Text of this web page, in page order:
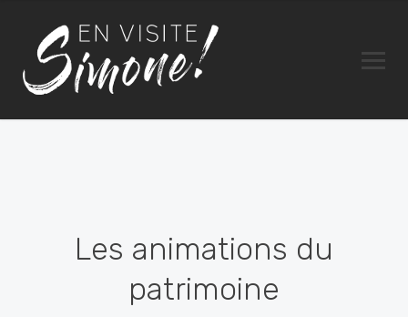
Les animations du
patrimoine